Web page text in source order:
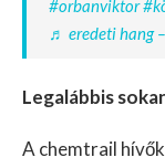
#orbanviktor
♬ eredeti hang
Legalábbis
A chemtrail